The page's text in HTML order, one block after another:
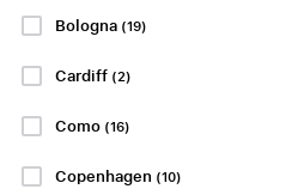
Bologna(19)
Cardiff(2)
Como(16)
Copenhagen (10)
Olympique
Lyonnais - Le